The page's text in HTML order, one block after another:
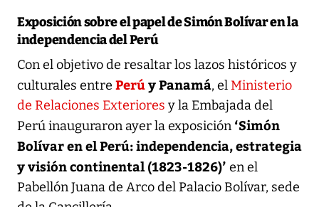
Exposición sobre el papel de Simón Bolívar en la
independencia del Perú
Con el objetivo de resaltar los lazos históricos y
culturales entre Perúy Panamá, elMinisterio
de Relaciones Exteriores y la Embajada del
Perú inauguraron ayer la exposición ‘Simón
Bolívar en el Perú: independencia, estrategia
y visión continental (1823-1826)’ en el
Pabellón Juana de Arco del Palacio Bolívar, sede